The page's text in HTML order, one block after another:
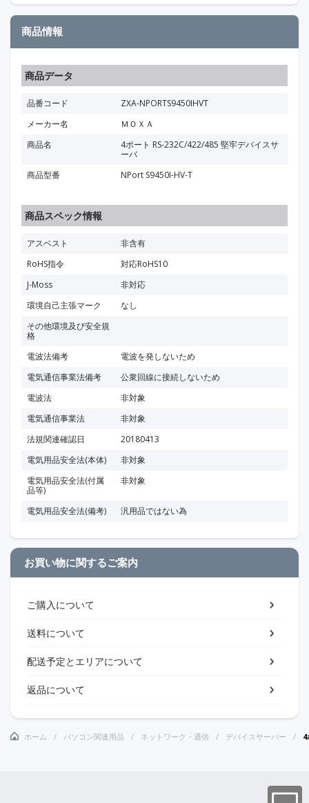
商品情報
商品データ
品番コード
ZXA-NPORTS9450IHVT
メーカー名
ＭＯＸＡ
商品名
4ポート RS-232C/422/485 堅牢デバイスサ
ーバ
商品型番
NPort S9450I-HV-T
商品スペック情報
アスベスト
非含有
RoHS指令
対応RoHS10
J-Moss
非対応
環境自己主張マーク
なし
その他環境及び安全規
格
電波法備考
電波を発しないため
電気通信事業法備考
公衆回線に接続しないため
電波法
非対象
電気通信事業法
非対象
法規関連確認日
20180413
電気用品安全法(本体)
非対象
電気用品安全法(付属
品等)
非対象
電気用品安全法(備考) 汎用品ではない為
お買い物に関するご案内
ご購入について
送料について
配送予定とエリアについて
返品について
ホーム パソコン関連用品 ネットワーク・通信 デバイスサーバー